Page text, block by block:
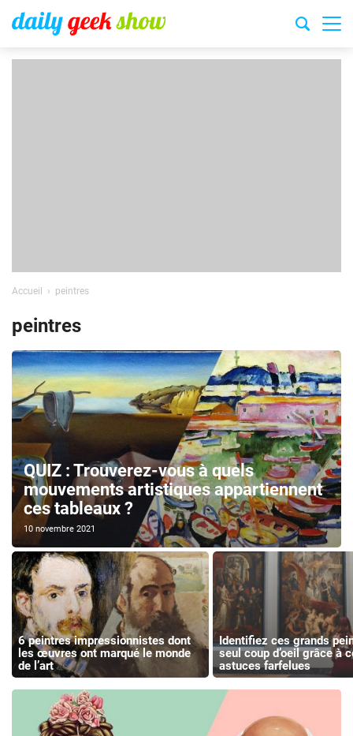
Accueil peintres
peintres
QUIZ : Trouverez-vous à quels
mouvements artistiques appartiennent
ces tableaux ?
10 novembre 2021
6 peintres impressionnistes dont
les œuvres ont marqué le monde
de l’art
Identifiez ces grands
seul coup d’oeil grâce à
astuces farfelues